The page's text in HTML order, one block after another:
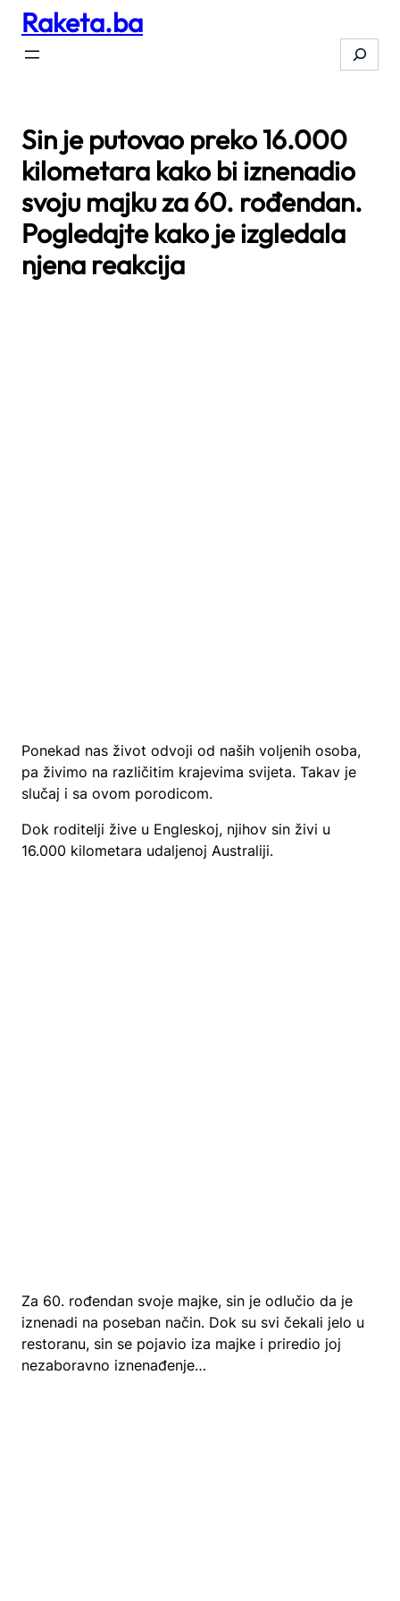
Skip
content
Raketa.ba
Search
Sin je putovao preko 16.000
kilometara kako bi iznenadio
svoju majku za 60. rođendan.
Pogledajte kako je izgledala
njena reakcija
Ponekad nas život odvoji od naših voljenih osoba,
pa živimo na različitim krajevima svijeta. Takav je
slučaj i sa ovom porodicom.
Dok roditelji žive u Engleskoj, njihov sin živi u
16.000 kilometara udaljenoj Australiji.
Za 60. rođendan svoje majke, sin je odlučio da je
iznenadi na poseban način. Dok su svi čekali jelo u
restoranu, sin se pojavio iza majke i priredio joj
nezaboravno iznenađenje…